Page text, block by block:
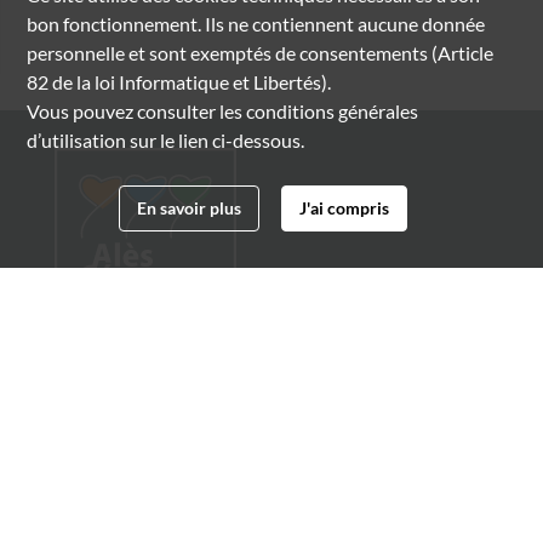
bon fonctionnement. Ils ne contiennent aucune donnée
personnelle et sont exemptés de consentements (Article
82 de la loi Informatique et Libertés).
Vous pouvez consulter les conditions générales
d’utilisation sur le lien ci-dessous.
En savoir plus J'ai compris